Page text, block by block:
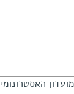
האסטרונומי